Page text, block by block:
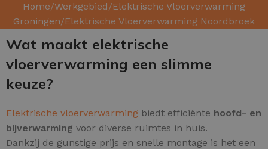
Home Werkgebied Elektrische Vloerverwarming
Groningen Elektrische Vloerverwarming Noordbroek
Wat maakt elektrische
vloerverwarming een slimme
keuze?
Elektrische vloerverwarming biedt efficiënte hoofd- en
bijverwarming voor diverse ruimtes in huis.
Dankzij de gunstige prijs en snelle montage is het een